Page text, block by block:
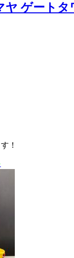
ゲートタ
！